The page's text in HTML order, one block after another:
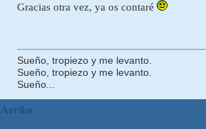
Gracias otra vez, ya os contaré
Sueño, tropiezo y me levanto.
Sueño, tropiezo y me levanto.
Sueño...